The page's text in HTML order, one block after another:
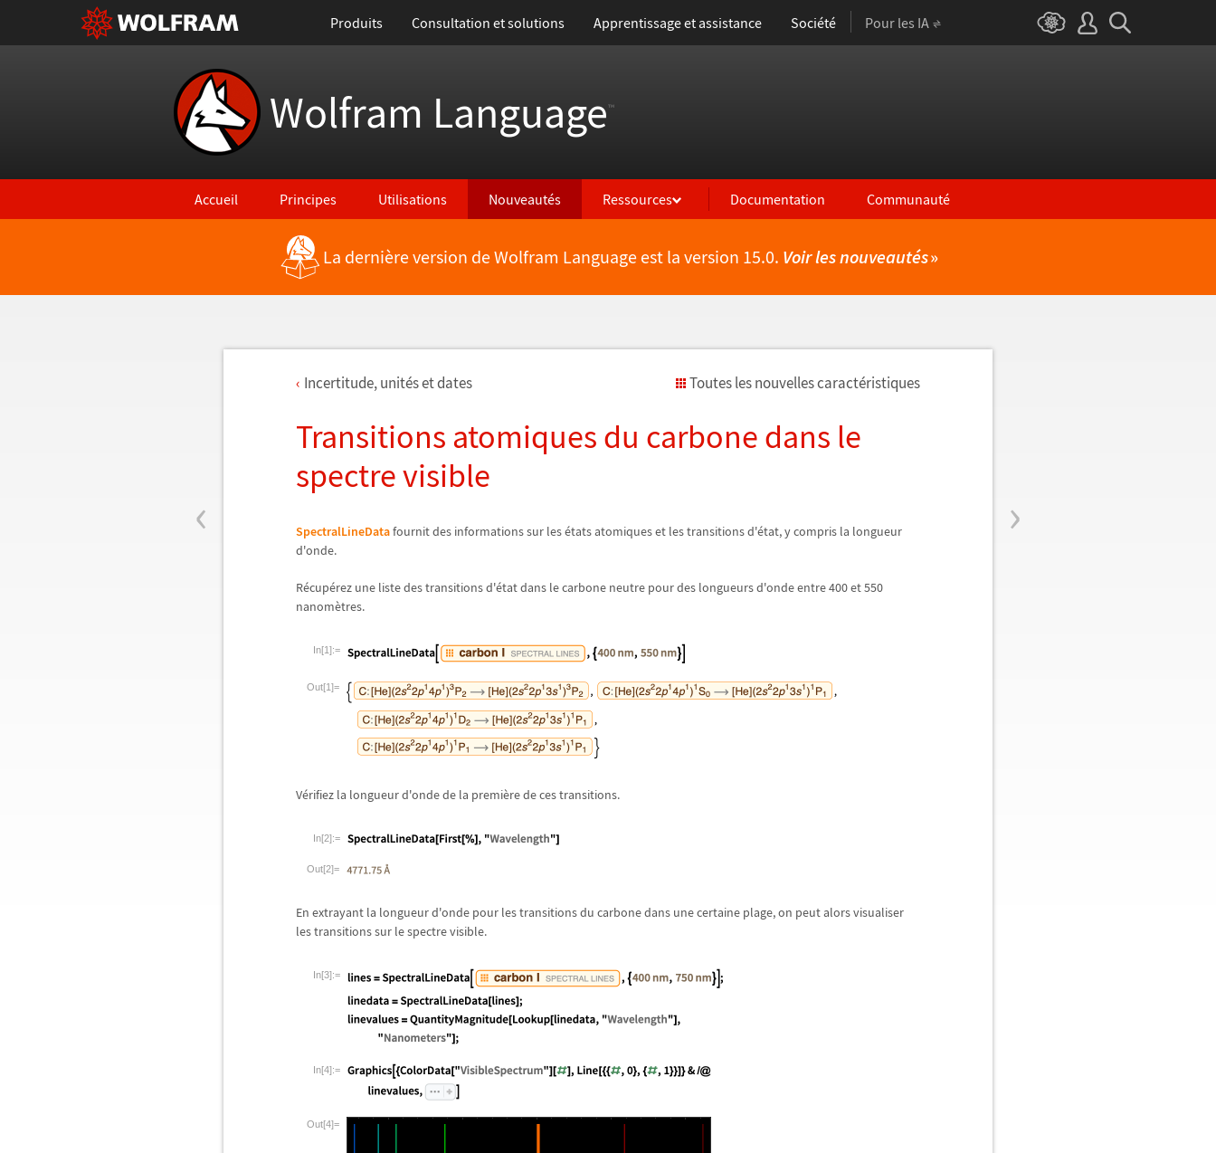
Produits Consultation et solutions Apprentissage et assistance Société Pour les IA
Wolfram Language™
Accueil Principes Utilisations Nouveautés Ressources Documentation Communauté
La dernière version de Wolfram Language est la version 15.0. Voir les nouveautés»
‹ ›
Incertitude, unités et dates Toutes les nouvelles caractéristiques
Transitions atomiques du carbone dans le
spectre visible
SpectralLineDatafournit des informations sur lesétats atomiques et les transitions d'état, y compris la longueur
d'onde.
Récupérez une liste des transitions d'état dans le carbone neutre pour des longueurs d'onde entre 400 et 550
nanomètres.
In[1]:=
Out[1]=
Vérifiez la longueur d'onde de la première de ces transitions.
In[2]:=
Out[2]=
En extrayant la longueur d'onde pour les transitions du carbone dans une certaine plage, on peut alors visualiser
les transitions sur le spectre visible.
In[3]:=
In[4]:=
Out[4]=